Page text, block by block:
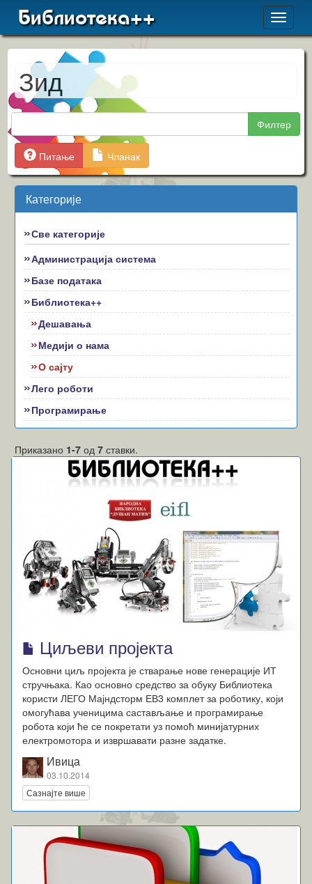
Toggle
Библиотека++
Зид
Филтер
Питање Чланак
Категорије
Све категорије
Администрација система
Базе података
Библиотека++
Дешавања
Медији о нама
О сајту
Лего роботи
Програмирање
Приказано 1-7 од7 ставки.
Циљеви пројекта
Основни циљ пројекта је стварање нове генерације ИТ
стручњака. Као основно средство за обуку Библиотека
користи ЛЕГО Мајндсторм ЕВ3 комплет за роботику, који
омогућава ученицима састављање и програмирање
робота који ће се покретати уз помоћ минијатурних
електромотора и извршавати разне задатке.
Ивица
03.10.2014
Сазнајте више